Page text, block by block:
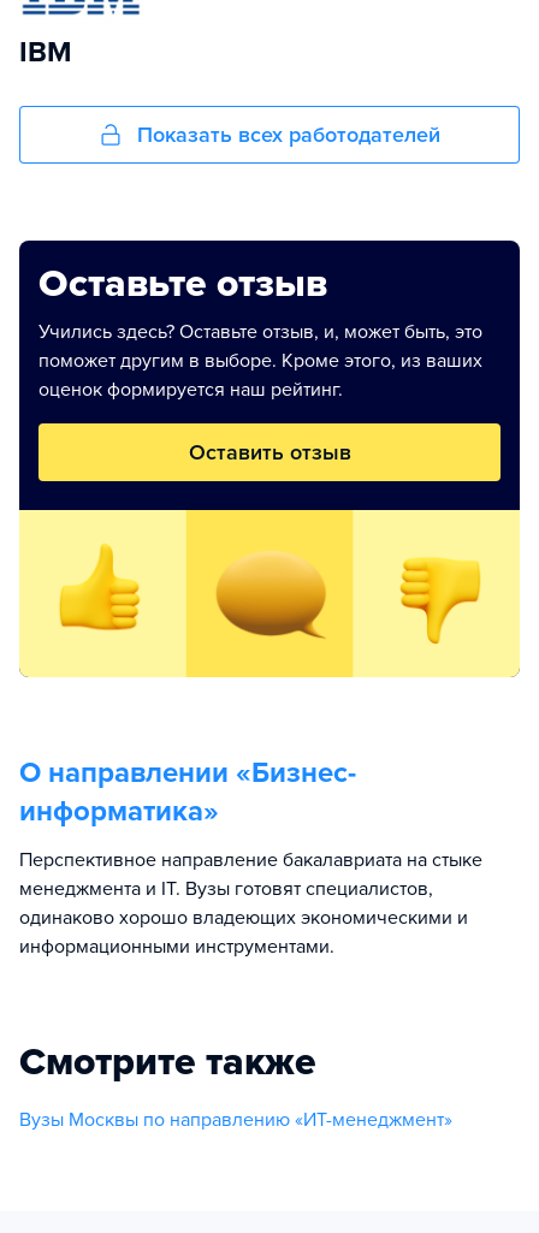
IBM
Показать всех работодателей
Оставьте отзыв
Учились здесь? Оставьте отзыв, и, может быть, это
поможет другим в выборе. Кроме этого, из ваших
оценок формируется наш рейтинг.
Оставить отзыв
О направлении «Бизнес-
информатика»
Перспективное направление бакалавриата на стыке
менеджмента и IT. Вузы готовят специалистов,
одинаково хорошо владеющих экономическими и
информационными инструментами.
Смотрите также
Вузы Москвы по направлению «ИТ-менеджмент»